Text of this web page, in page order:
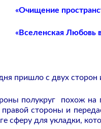
«Очищение
«Вселенская Любовь
пришло с двух
полукруг похож на
правой стороны и
сферу для укладки,